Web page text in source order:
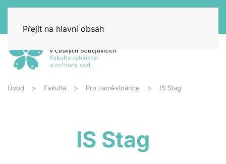
Přejít na hlavní obsah
Úvod Fakulta Pro zaměstnance IS Stag
IS Stag